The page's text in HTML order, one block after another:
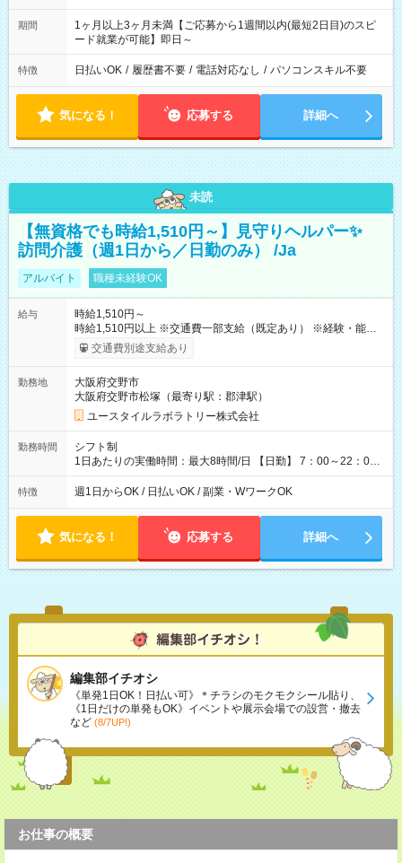
期間
1ヶ月以上3ヶ月未満【ご応募から1週間以内(最短2日目)のスピ
ード就業が可能】即日～
特徴 日払いOK / 履歴書不要 / 電話対応なし / パソコンスキル不要
気になる！ 応募する 詳細へ
未読
【無資格でも時給1,510円～】見守りヘルパー✨
訪問介護（週1日から／日勤のみ） /Ja
アルバイト 職種未経験OK
給与
時給1,510円～
時給1,510円以上 ※交通費一部支給（既定あり） ※経験・能力を
考慮して決定します 【収入例】 週1回勤務の場合：1,510円×8時
間×4回=4万8,320円 週3回勤務の場合：1,510円×8時間×12回
1,600円 【試用期間】試用期間あり 試用期間の長さ：2ヶ月
※ 雇用形態と給与に、本採用時と異なる部分があります。 雇用
形態：本採用時と同じです。 給与：時給 1,180円以上
交通費別途支給あり
勤務地
大阪府交野市
大阪府交野市松塚（最寄り駅：郡津駅）
ユースタイルラボラトリー株式会社
勤務時間
シフト制
1日あたりの実働時間：最大8時間/日 【日勤】 7：00～22：00
の間で4～8時間勤務（休憩時間は法定通り） ※週1日～OK ／ 1
日4時間から勤務OK ／ 夜勤なし ＊＊ 勤務時間例 ＊＊ ■7時
変動 ※曜日固定（毎週同じ曜日勤務）
特徴 週1日からOK / 日払いOK / 副業・WワークOK
気になる！ 応募する 詳細へ
編集部イチオシ
《単発1日OK！日払い可》＊チラシのモクモクシール貼り、
《1日だけの単発もOK》イベントや展示会場での設営・撤去
など (8/7UP!)
お仕事の概要